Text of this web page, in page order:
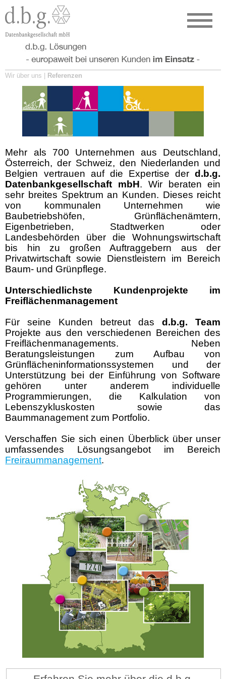
Wir über uns | Referenzen
Mehr als 700 Unternehmen aus Deutschland,
Österreich, der Schweiz, den Niederlanden und
Belgien vertrauen auf die Expertise derd.b.g.
Datenbankgesellschaft mbH. Wir beraten ein
sehr breites Spektrum an Kunden. Dieses reicht
von kommunalen Unternehmen wie
Baubetriebshöfen, Grünflächenämtern,
Eigenbetrieben, Stadtwerken oder
Landesbehörden über die Wohnungswirtschaft
bis hin zu großen Auftraggebern aus der
Privatwirtschaft sowie Dienstleistern im Bereich
Baum- und Grünpflege.
Unterschiedlichste Kundenprojekte im
Freiflächenmanagement
Für seine Kunden betreut dasd.b.g. Team
Projekte aus den verschiedenen Bereichen des
Freiflächenmanagements. Neben
Beratungsleistungen zum Aufbau von
Grünflächeninformationssystemen und der
Unterstützung bei der Einführung von Software
gehören unter anderem individuelle
Programmierungen, die Kalkulation von
Lebenszykluskosten sowie das
Baummanagement zum Portfolio.
Verschaffen Sie sich einen Überblick über unser
umfassendes Lösungsangebot im Bereich
Freiraummanagement.